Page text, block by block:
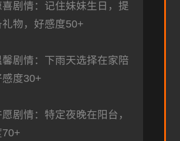
喜剧情：记住妹妹生日，提
礼物，好感度50+
馨剧情：下雨天选择在家陪
度30+
剧情：特定夜晚在阳台，